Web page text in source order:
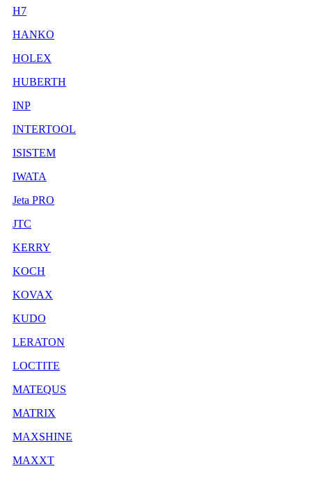
H7
HANKO
HOLEX
HUBERTH
INP
INTERTOOL
ISISTEM
IWATA
Jeta PRO
JTC
KERRY
KOCH
KOVAX
KUDO
LERATON
LOCTITE
MATEQUS
MATRIX
MAXSHINE
MAXXT